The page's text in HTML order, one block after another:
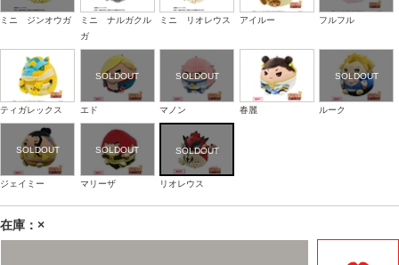
ミニ ジンオウガ
ミニ ナルガクル
ガ
ミニ リオレウス アイルー フルフル
ティガレックス エド マノン 春麗 ルーク
ジェイミー マリーザ リオレウス
在庫：×